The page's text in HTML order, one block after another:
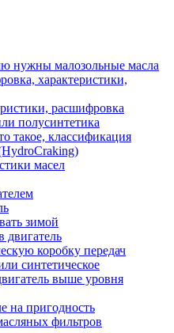
нужны малозольные масла
характеристики,
расшифровка
полусинтетика
такое, классификация
масел
зимой
двигатель
коробку передач
синтетическое
выше уровня
на пригодность
фильтров